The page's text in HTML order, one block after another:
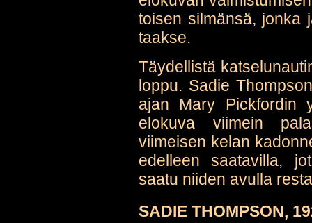
toisen silmänsä, jonka
taakse.
Täydellistä
loppu. Sadie
ajan Mary Pickfordin
elokuva viimein
viimeisen kelan
edelleen saatavilla,
saatu niiden avulla
SADIE THOMPSON,